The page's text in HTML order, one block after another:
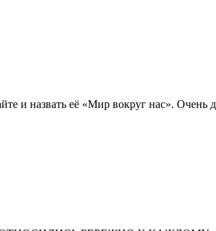
и назвать её «Мир вокруг нас». Очень